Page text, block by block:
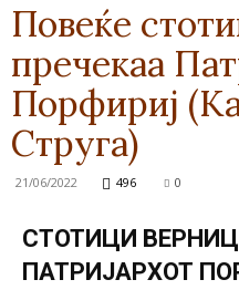
Повеќе
пречекаа
Порфириј
Струга)
21/06/2022 496 0
СТОТИЦИ
ПАТРИЈАРХОТ